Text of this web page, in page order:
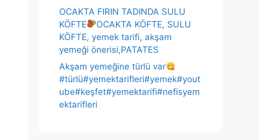
OCAKTA FIRIN TADINDA SULU
KÖFTE
OCAKTA KÖFTE, SULU
KÖFTE, yemek tarifi, akşam
yemeği önerisi,PATATES
Akşam yemeğine türlü var
#türlü#yemektarifleri#yemek#yout
ube#keşfet#yemektarifi#nefisyem
ektarifleri